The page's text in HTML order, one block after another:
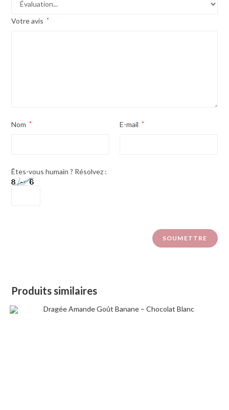
Votre avis *
Nom * E-mail *
Êtes-vous humain ? Résolvez :
Produits similaires